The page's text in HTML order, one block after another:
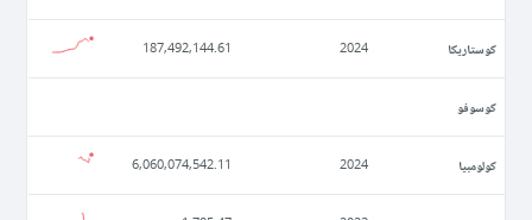
كوستاريكا 2024
187,492,144.61
كوسوفو
كولومبيا 2024
6,060,074,542.11